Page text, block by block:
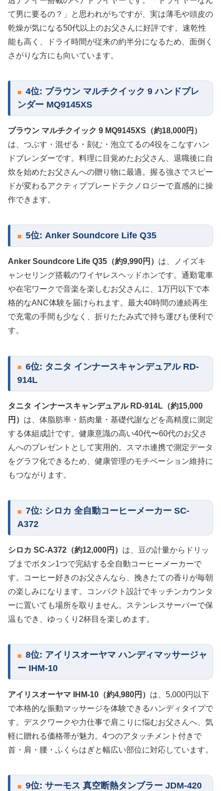
て男に要るの？」と思われがちですが、実は薄毛や頭皮の
乾燥が気になる50代以上のお父さんに好評です。速乾性
能も高く、ドライ時間が従来の約半分になるため、面倒く
さがりな方にも向いています。
4位: ブラウン マルチクイック 9 ハンドブレ
ンダー MQ9145XS
ブラウン マルチクイック 9 MQ9145XS（約18,000円）
は、つぶす・混ぜる・刻む・泡立てるの4役をこなすハン
ドブレンダーです。料理に目覚めたお父さん、退職後に自
炊を始めたお父さんへの贈り物に最適。握る強さでスピー
ドが変わるアクティブブレードテクノロジーで直感的に操
作できます。
5位: Anker Soundcore Life Q35
Anker Soundcore Life Q35（約9,990円） は、ノイズキ
ャンセリング搭載のワイヤレスヘッドホンです。通勤電車
や在宅ワークで音楽を楽しむお父さんに、1万円以下で本
格的なANC体験を届けられます。最大40時間の連続再生
で充電の手間も少なく、折りたたみ式で持ち運びも便利で
す。
6位: タニタ インナースキャンデュアル RD-
914L
タニタ インナースキャンデュアル RD-914L（約15,000
円） は、体脂肪率・筋肉量・基礎代謝などを高精度に測定
する体組成計です。健康意識の高い40代〜60代のお父さ
んへのプレゼントとして実用的。スマホ連携で測定データ
をグラフ化できるため、健康管理のモチベーション維持に
もつながります。
7位: シロカ 全自動コーヒーメーカー SC-
A372
シロカ SC-A372（約12,000円） は、豆の計量からドリッ
プまでボタン1つで完結する全自動コーヒーメーカーで
す。コーヒー好きのお父さんなら、挽きたての香りが毎朝
の楽しみになります。コンパクト設計でキッチンカウンタ
ーに置いても場所を取りません。ステンレスサーバーで保
温もでき、ゆっくり2杯目を楽しめます。
8位: アイリスオーヤマ ハンディマッサージャ
ー IHM-10
アイリスオーヤマ IHM-10（約4,980円） は、5,000円以下
で本格的な振動マッサージを体験できるハンディタイプで
す。デスクワークや力仕事で肩こりに悩むお父さんへ、気
軽に贈れる価格帯が魅力。4つのアタッチメント付きで
首・肩・腰・ふくらはぎと幅広い部位に対応しています。
9位: サーモス 真空断熱タンブラー JDM-420